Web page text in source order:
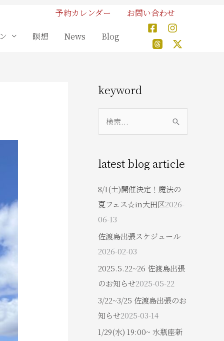
予約カレンダー お問い合わせ
瞑想 News Blog
keyword
索
象
latest blog article
8/1(土)開催決定！魔法の
夏フェス☆in大田区2026-
06-13
佐渡島出張スケジュール
2026-02-03
2025.5.22~26 佐渡島出張
のお知らせ2025-05-22
3/22~3/25 佐渡島出張のお
知らせ2025-03-14
1/29(水) 19:00~ 水瓶座新